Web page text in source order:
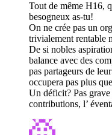
Tout de même H16,
besogneux as-tu!
On ne crée pas un
trivialement rentable
De si nobles
balance avec des
pas partageurs de
occupera pas plus
Un déficit? Pas
contributions, l’